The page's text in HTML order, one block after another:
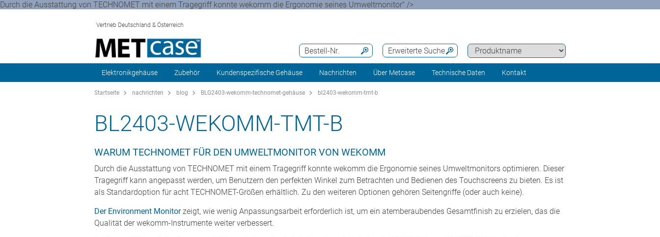
Durch die Ausstattung von TECHNOMET mit einem Tragegriff konnte wekomm die Ergonomie seines Umweltmonitor" />
Vertrieb Deutschland & Österreich
Erweiterte Suche
Bestell-Nr.
Elektronikgehäuse Zubehör Kundenspezifische Gehäuse Nachrichten Über Metcase Technische Daten Kontakt
Startseite nachrichten blog BLG2403-wekomm-technomet-gehäuse bl2403-wekomm-tmt-b
BL2403-WEKOMM-TMT-B
WARUM TECHNOMET FÜR DEN UMWELTMONITOR VON WEKOMM
Durch die Ausstattung von TECHNOMET mit einem Tragegriff konnte wekomm die Ergonomie seines Umweltmonitors optimieren. Dieser
Tragegriff kann angepasst werden, um Benutzern den perfekten Winkel zum Betrachten und Bedienen des Touchscreens zu bieten. Es ist
als Standardoption für acht TECHNOMET-Größen erhältlich. Zu den weiteren Optionen gehören Seitengriffe (oder auch keine).
Der Environment Monitorzeigt, wie wenig Anpassungsarbeit erforderlich ist, um ein atemberaubendes Gesamtfinish zu erzielen, das die
Qualität der wekomm-Instrumente weiter verbessert.